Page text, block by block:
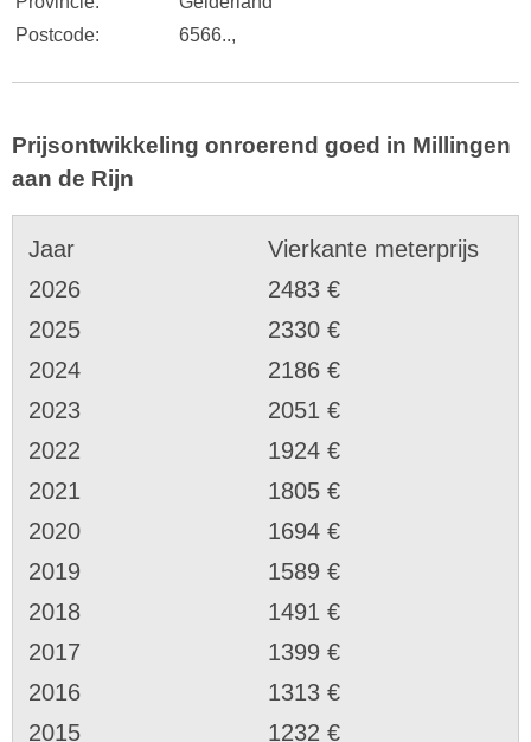
Postcode:
6566..,
Prijsontwikkeling onroerend goed in Millingen
aan de Rijn
Jaar
Vierkante meterprijs
2026
2483 €
2025
2330 €
2024
2186 €
2023
2051 €
2022
1924 €
2021
1805 €
2020
1694 €
2019
1589 €
2018
1491 €
2017
1399 €
2016
1313 €
2015
1232 €